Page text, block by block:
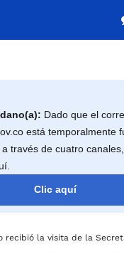
Dado que el
está temporalmente
través de cuatro
Clic aquí
recibió la visita de la